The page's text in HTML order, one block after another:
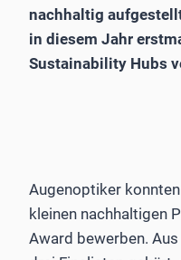
nachhaltig
in diesem Jahr
Sustainability Hubs
Augenoptiker
kleinen nachhaltigen
Award bewerben.